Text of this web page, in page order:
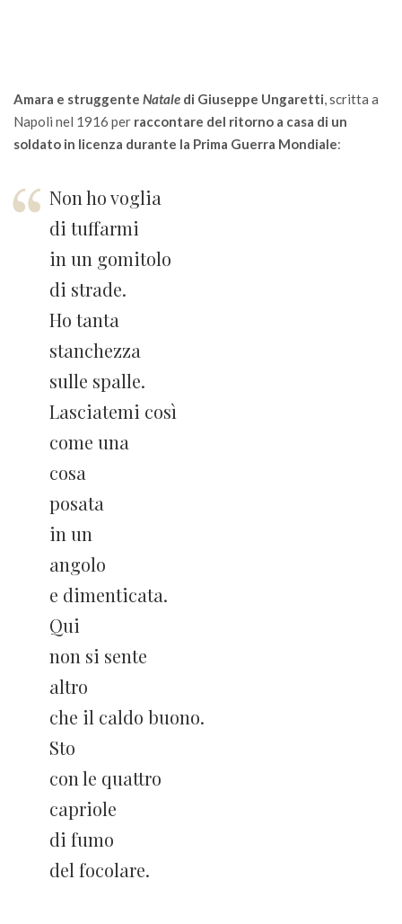
Amara e struggente Natale di Giuseppe Ungaretti, scritta a
Napoli nel 1916 per raccontare del ritorno a casa di un
soldato in licenza durante la Prima Guerra Mondiale:
Non ho voglia
di tuffarmi
in un gomitolo
di strade.
Ho tanta
stanchezza
sulle spalle.
Lasciatemi così
come una
cosa
posata
in un
angolo
e dimenticata.
Qui
non si sente
altro
che il caldo buono.
Sto
con le quattro
capriole
di fumo
del focolare.